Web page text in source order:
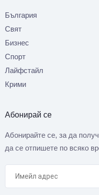
България
Свят
Бизнес
Спорт
Лайфстайл
Крими
Абонирай се
Абонирайте се, за да
да се отпишете по всяко